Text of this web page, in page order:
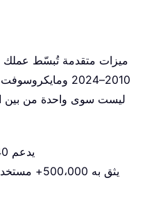
ليست سوى واحدة من بين
🌍 يدعم 40+ لغات واجهة المستخدم